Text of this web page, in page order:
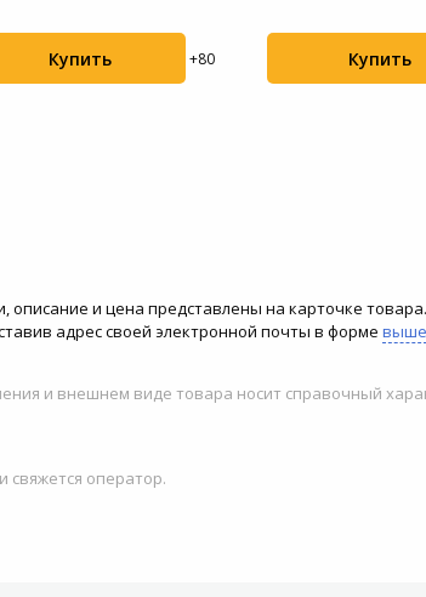
Купить +80 Купить
описание и цена представлены на карточке
адрес своей электронной почты в форме выше
и внешнем виде товара носит справочный
свяжется оператор.